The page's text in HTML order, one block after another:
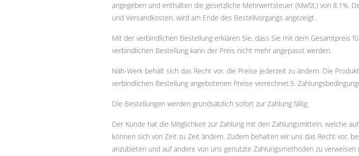
angegeben und enthalten die gesetzliche Mehrwertsteuer (MwSt.) von 8.1%.
und Versandkosten, wird am Ende des Bestellvorgangs angezeigt.
Mit der verbindlichen Bestellung erklären Sie, dass Sie mit dem Gesamtpreis
verbindlichen Bestellung kann der Preis nicht mehr angepasst werden.
Näh-Werk behält sich das Recht vor, die Preise jederzeit zu ändern. Die
verbindlichen Bestellung angebotenen Preise verrechnet.5.
Die Bestellungen werden grundsätzlich sofort zur Zahlung fällig.
Der Kunde hat die Möglichkeit zur Zahlung mit den Zahlungsmitteln, welche
können sich von Zeit zu Zeit ändern. Zudem behalten wir uns das Recht vor,
anzubieten und auf andere von uns genutzte Zahlungsmethoden zu